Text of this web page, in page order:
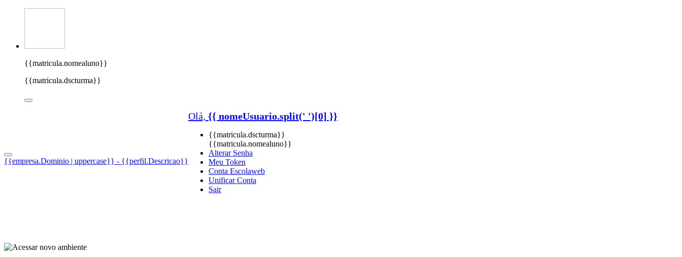
{{matricula.nomealuno}}
{{matricula.dscturma}}
{{empresa.Dominio | uppercase}} - {{perfil.Descricao}}
Olá, {{ nomeUsuario.split(' ')[0] }}
{{matricula.dscturma}}
{{matricula.nomealuno}}
Alterar Senha
Meu Token
Conta Escolaweb
Unificar Conta
Sair